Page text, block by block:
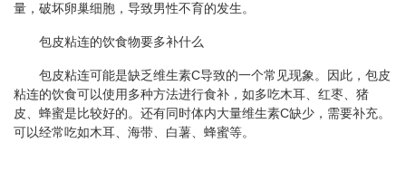
量，破坏卵巢细胞，导致男性不育的发生。
包皮粘连的饮食物要多补什么
包皮粘连可能是缺乏维生素C导致的一个常见现象。因此，包皮
粘连的饮食可以使用多种方法进行食补，如多吃木耳、红枣、猪
皮、蜂蜜是比较好的。还有同时体内大量维生素C缺少，需要补充。
可以经常吃如木耳、海带、白薯、蜂蜜等。